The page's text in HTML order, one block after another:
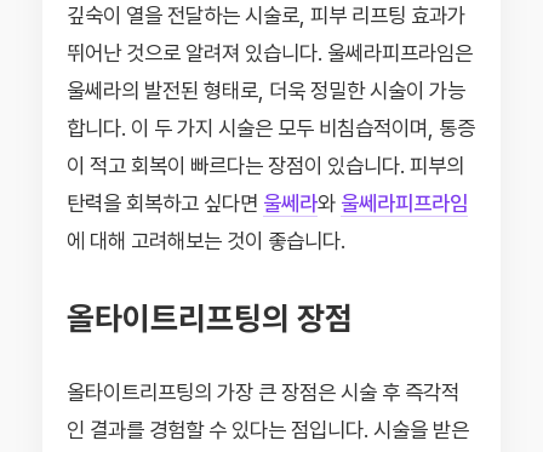
깊숙이 열을 전달하는 시술로, 피부 리프팅 효과가
뛰어난 것으로 알려져 있습니다. 울쎄라피프라임은
울쎄라의 발전된 형태로, 더욱 정밀한 시술이 가능
합니다. 이 두 가지 시술은 모두 비침습적이며, 통증
이 적고 회복이 빠르다는 장점이 있습니다. 피부의
탄력을 회복하고 싶다면 울쎄라와 울쎄라피프라임
에 대해 고려해보는 것이 좋습니다.
올타이트리프팅의 장점
올타이트리프팅의 가장 큰 장점은 시술 후 즉각적
인 결과를 경험할 수 있다는 점입니다. 시술을 받은